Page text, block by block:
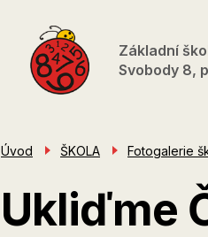
Základní
Svobody 8,
Úvod ŠKOLA Fotogalerie
Ukliďme